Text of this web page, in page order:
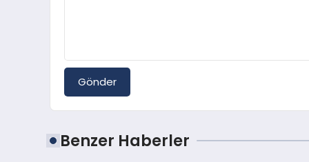
Gönder
Benzer Haberler